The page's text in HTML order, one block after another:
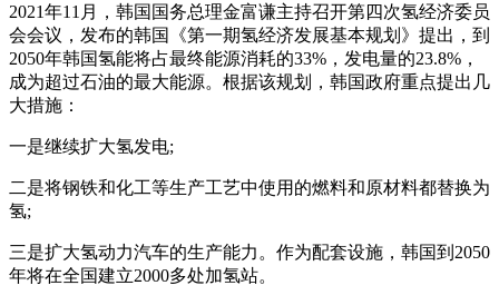
2021年11月，韩国国务总理金富谦主持召开第四次氢经济委员
会会议，发布的韩国《第一期氢经济发展基本规划》提出，到
2050年韩国氢能将占最终能源消耗的33%，发电量的23.8%，
成为超过石油的最大能源。根据该规划，韩国政府重点提出几
大措施：
一是继续扩大氢发电;
二是将钢铁和化工等生产工艺中使用的燃料和原材料都替换为
氢;
三是扩大氢动力汽车的生产能力。作为配套设施，韩国到2050
年将在全国建立2000多处加氢站。